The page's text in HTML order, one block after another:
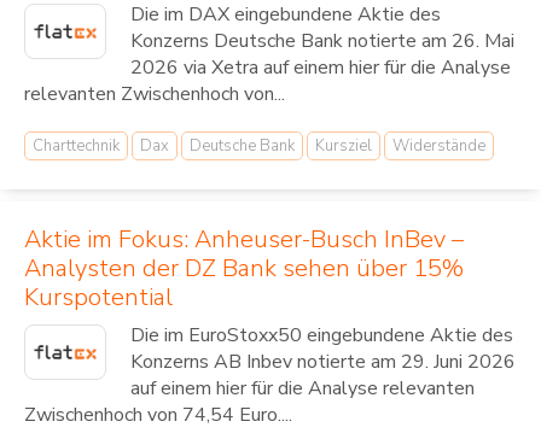
Die im DAX eingebundene Aktie des
Konzerns Deutsche Bank notierte am 26. Mai
2026 via Xetra auf einem hier für die Analyse
relevanten Zwischenhoch von...
Charttechnik Dax Deutsche Bank Kursziel Widerstände
Aktie im Fokus: Anheuser-Busch InBev –
Analysten der DZ Bank sehen über 15%
Kurspotential
Die im EuroStoxx50 eingebundene Aktie des
Konzerns AB Inbev notierte am 29. Juni 2026
auf einem hier für die Analyse relevanten
Zwischenhoch von 74,54 Euro....